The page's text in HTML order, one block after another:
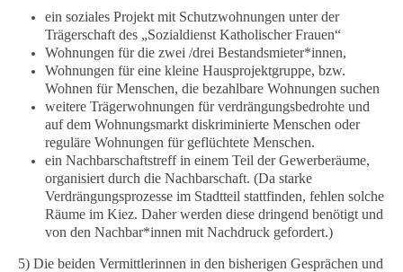
ein soziales Projekt mit Schutzwohnungen unter der
Trägerschaft des „Sozialdienst Katholischer Frauen“
Wohnungen für die zwei /drei Bestandsmieter*innen,
Wohnungen für eine kleine Hausprojektgruppe, bzw.
Wohnen für Menschen, die bezahlbare Wohnungen suchen
weitere Trägerwohnungen für verdrängungsbedrohte und
auf dem Wohnungsmarkt diskriminierte Menschen oder
reguläre Wohnungen für geflüchtete Menschen.
ein Nachbarschaftstreff in einem Teil der Gewerberäume,
organisiert durch die Nachbarschaft. (Da starke
Verdrängungsprozesse im Stadtteil stattfinden, fehlen solche
Räume im Kiez. Daher werden diese dringend benötigt und
von den Nachbar*innen mit Nachdruck gefordert.)
5) Die beiden Vermittlerinnen in den bisherigen Gesprächen und